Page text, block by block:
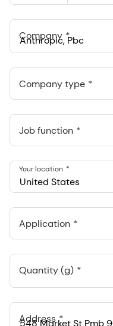
Company
Anthropic, PBC
548 Market St Pmb 90375,
Company type
Job function
United States
Your location
Application
Quantity (g)
Address